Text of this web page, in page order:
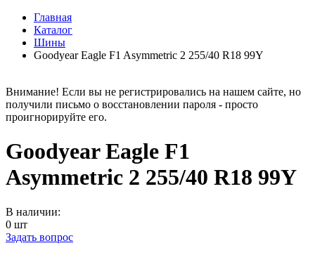
Главная
Каталог
Шины
Goodyear Eagle F1 Asymmetric 2 255/40 R18 99Y
Внимание! Если вы не регистрировались на нашем сайте, но
получили письмо о восстановлении пароля - просто
проигнорируйте его.
Goodyear Eagle F1
Asymmetric 2 255/40 R18 99Y
В наличии:
0 шт
Задать вопрос